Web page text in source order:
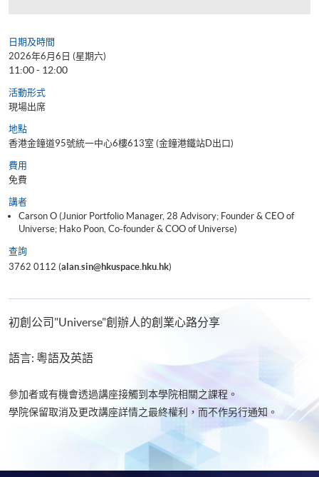
日期及時間
2026年6月6日 (星期六)
11:00 - 12:00
活動形式
現場出席
地點
香港金鐘道95號統一中心6樓613室 (金鐘港鐵站D出口)
費用
免費
講者
Carson O (Junior Portfolio Manager, 28 Advisory; Founder & CEO of
Universe; Hako Poon, Co-founder & COO of Universe)
查詢
3762 0112 (alan.sin@hkuspace.hku.hk)
初創公司"Universe"創辦人的創業心路分享
語言: 粵語及英語
參加者或有機會透過講座接觸到本學院相關之課程。
學院保留取消及更改講座詳情之最終權利，而不作另行通知。